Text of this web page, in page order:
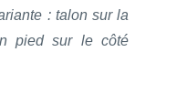
: talon sur la
pied sur le côté